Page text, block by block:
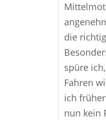
die
spüre
Fahren
ich
nun kein